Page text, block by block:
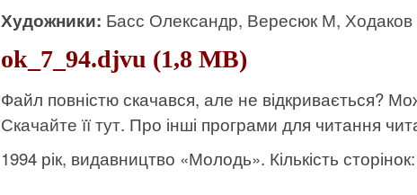
Художники: Басс Олександр, Вересюк М,
ok_7_94.djvu (1,8 MB)
Файл повністю скачався, але не відкривається?
Скачайте її тут. Про інші програми для читання
1994 рік, видавництво «Молодь». Кількість